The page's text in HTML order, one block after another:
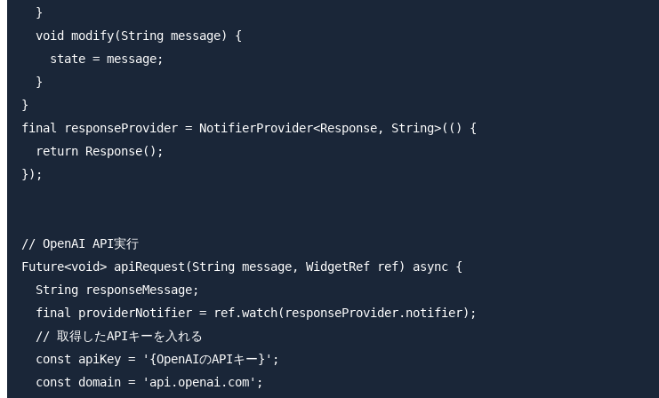
  }
  void modify(String message) {
    state = message;
  }
}
final responseProvider = NotifierProvider<Response, String>(() {
  return Response();
});
// OpenAI API実行
Future<void> apiRequest(String message, WidgetRef ref) async {
  String responseMessage;
  final providerNotifier = ref.watch(responseProvider.notifier);
  // 取得したAPIキーを入れる
  const apiKey = '{OpenAIのAPIキー}';
  const domain = 'api.openai.com';